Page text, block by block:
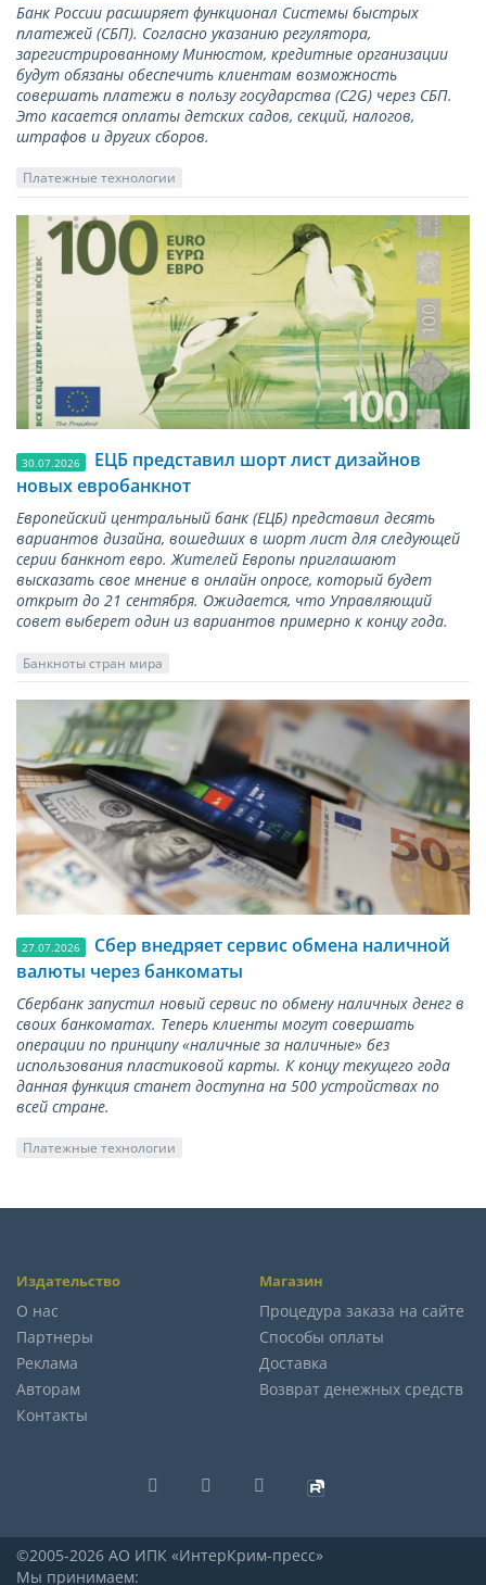
Банк России расширяет функционал Системы быстрых
платежей (СБП). Согласно указанию регулятора,
зарегистрированному Минюстом, кредитные организации
будут обязаны обеспечить клиентам возможность
совершать платежи в пользу государства (С2G) через СБП.
Это касается оплаты детских садов, секций, налогов,
штрафов и других сборов.
Платежные технологии
30.07.2026
ЕЦБ представил шорт лист дизайнов
новых евробанкнот
Европейский центральный банк (ЕЦБ) представил десять
вариантов дизайна, вошедших в шорт лист для следующей
серии банкнот евро. Жителей Европы приглашают
высказать свое мнение в онлайн опросе, который будет
открыт до 21 сентября. Ожидается, что Управляющий
совет выберет один из вариантов примерно к концу года.
Банкноты стран мира
27.07.2026
Сбер внедряет сервис обмена наличной
валюты через банкоматы
Сбербанк запустил новый сервис по обмену наличных денег в
своих банкоматах. Теперь клиенты могут совершать
операции по принципу «наличные за наличные» без
использования пластиковой карты. К концу текущего года
данная функция станет доступна на 500 устройствах по
всей стране.
Платежные технологии
Издательство
О нас
Партнеры
Реклама
Авторам
Контакты
Магазин
Процедура заказа на сайте
Способы оплаты
Доставка
Возврат денежных средств
©2005-2026 АО ИПК «ИнтерКрим-пресс»
Мы принимаем: